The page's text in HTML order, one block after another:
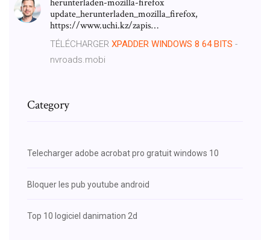
herunterladen-mozilla-firefox
update_herunterladen_mozilla_firefox,
https://www.uchi.kz/zapis…
TÉLÉCHARGER XPADDER WINDOWS 8 64 BITS -
nvroads.mobi
Category
Telecharger adobe acrobat pro gratuit windows 10
Bloquer les pub youtube android
Top 10 logiciel danimation 2d